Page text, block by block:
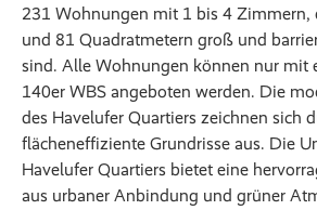
231 Wohnungen mit 1 bis 4 Zimmern,
und 81 Quadratmetern groß und
sind. Alle Wohnungen können nur mit
140er WBS angeboten werden. Die
des Havelufer Quartiers zeichnen sich
flächeneffiziente Grundrisse aus. Die
Havelufer Quartiers bietet eine
aus urbaner Anbindung und grüner